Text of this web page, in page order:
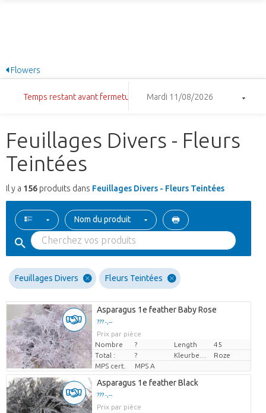
Flowers
Temps restant avant fermeture: 9:47:04Mardi 11/08/2026
Feuillages Divers - Fleurs
Teintées
Il y a 156 produits dans Feuillages Divers - Fleurs Teintées
Nom du produit
Feuillages Divers Fleurs Teintées
Asparagus 1e feather Baby Rose
??? -,--
Prix par pièce
Nombre
? Length
45
Total :
?
Roze
MPS cert.
MPS A
Asparagus 1e feather Black
??? -,--
Prix par pièce